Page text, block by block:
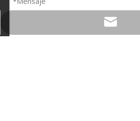
easonhxh@shindai.cn